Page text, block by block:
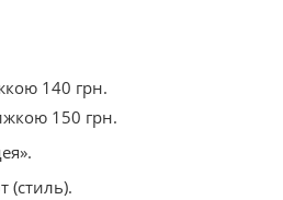
140 грн.
150 грн.
(стиль).